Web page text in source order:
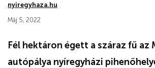
nyiregyhaza.hu
Máj 5, 2022
Fél hektáron égett a száraz fű az
autópálya nyíregyházi